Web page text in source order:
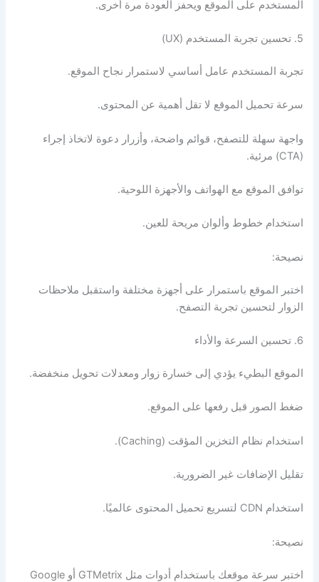
المستخدم على الموقع ويحفز العودة مرة أخرى.
5. تحسين تجربة المستخدم (UX)
تجربة المستخدم عامل أساسي لاستمرار نجاح الموقع.
سرعة تحميل الموقع لا تقل أهمية عن المحتوى.
واجهة سهلة للتصفح، قوائم واضحة، وأزرار دعوة لاتخاذ إجراء
(CTA) مرئية.
توافق الموقع مع الهواتف والأجهزة اللوحية.
استخدام خطوط وألوان مريحة للعين.
نصيحة:
اختبر الموقع باستمرار على أجهزة مختلفة واستقبل ملاحظات
الزوار لتحسين تجربة التصفح.
6. تحسين السرعة والأداء
الموقع البطيء يؤدي إلى خسارة زوار ومعدلات تحويل منخفضة.
ضغط الصور قبل رفعها على الموقع.
استخدام نظام التخزين المؤقت (Caching).
تقليل الإضافات غير الضرورية.
استخدام CDN لتسريع تحميل المحتوى عالميًا.
نصيحة:
اختبر سرعة موقعك باستخدام أدوات مثل GTMetrix أو Google